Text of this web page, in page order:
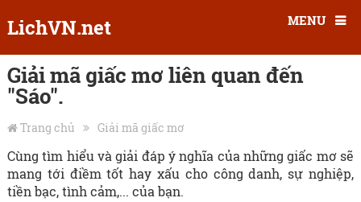
LichVN.net MENU
Giải mã giấc mơ liên quan đến
"Sáo".
Trang chủ Giải mã giấc mơ
Cùng tìm hiểu và giải đáp ý nghĩa của những giấc mơ sẽ
mang tới điềm tốt hay xấu cho công danh, sự nghiệp,
tiền bạc, tình cảm,... của bạn.